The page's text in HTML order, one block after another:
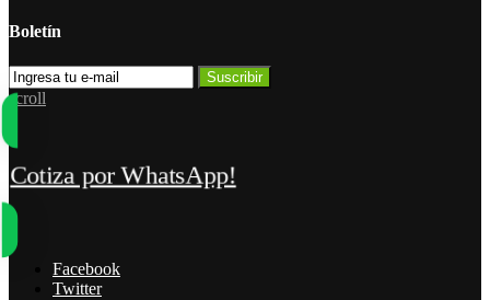
Boletín
Suscribir
scroll
por WhatsApp!
Facebook
Twitter